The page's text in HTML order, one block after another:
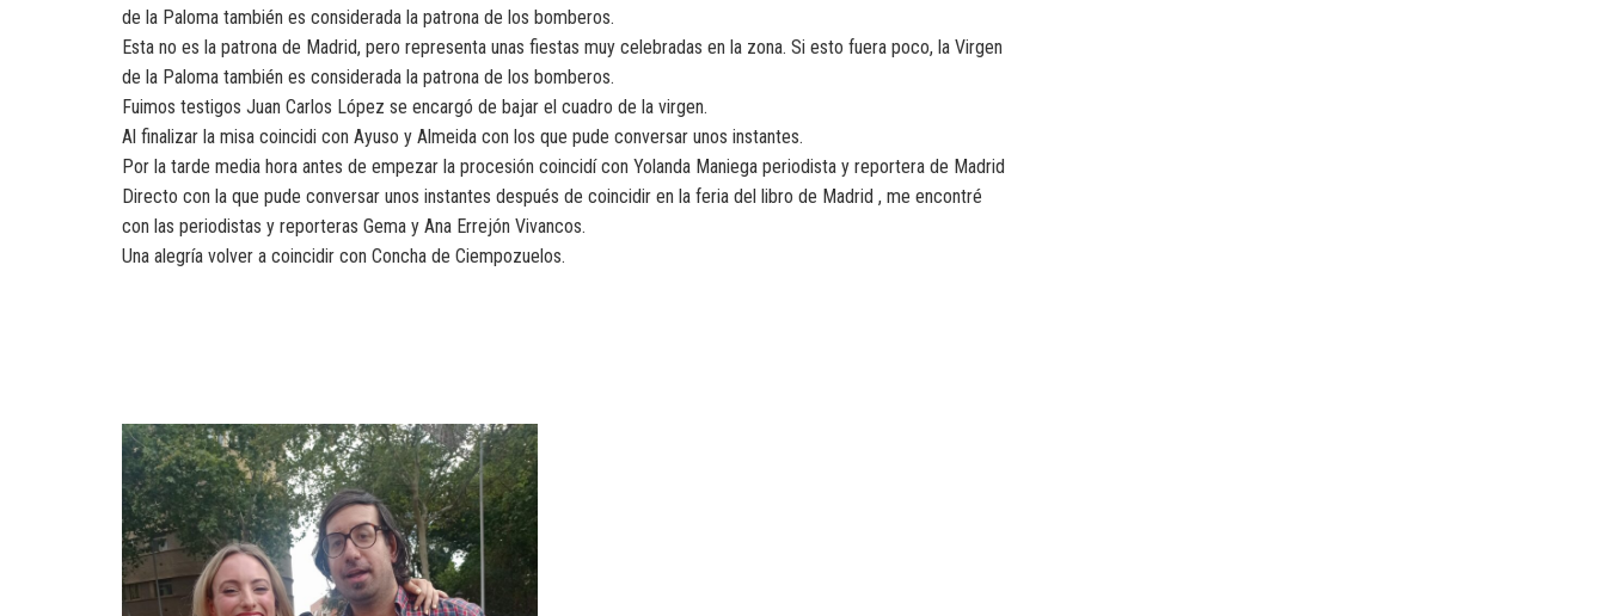
de la Paloma también es considerada la patrona de los bomberos.
Esta no es la patrona de Madrid, pero representa unas fiestas muy celebradas en la zona. Si esto fuera poco, la Virgen
de la Paloma también es considerada la patrona de los bomberos.
Fuimos testigos Juan Carlos López se encargó de bajar el cuadro de la virgen.
Al finalizar la misa coincidi con Ayuso y Almeida con los que pude conversar unos instantes.
Por la tarde media hora antes de empezar la procesión coincidí con Yolanda Maniega periodista y reportera de Madrid
Directo con la que pude conversar unos instantes después de coincidir en la feria del libro de Madrid , me encontré
con las periodistas y reporteras Gema y Ana Errejón Vivancos.
Una alegría volver a coincidir con Concha de Ciempozuelos.